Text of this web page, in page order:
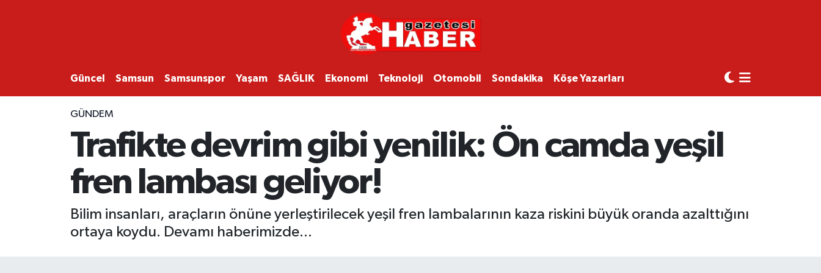
Güncel Samsun Samsunspor Yaşam SAĞLIK Ekonomi Teknoloji Otomobil Sondakika Köşe Yazarları
GÜNDEM
Trafikte devrim gibi yenilik: Ön camda yeşil
fren lambası geliyor!
Bilim insanları, araçların önüne yerleştirilecek yeşil fren lambalarının kaza riskini büyük oranda azalttığını
ortaya koydu. Devamı haberimizde...
SAMSUN
SAMSUNSPOR
EKONOMİ